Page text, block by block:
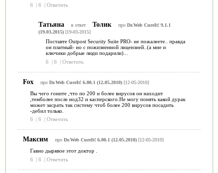
6
| 6 | Ответить
Татьяна в ответ Толик про Dr.Web CureIt! 9.1.1
(19.03.2015)[19-03-2015]
Поставте Outpost Security Suite PRO- не пожалеете.. правда
он платный- но с пожизненной лицензией..(а мне и
ключики добрые люди подарили)...
6
| 6 | Ответить
Fox про Dr.Web CureIt! 6.00.1 (12.05.2010)[12-05-2010]
Вы чего гоните ,что по 200 и более вирусов он находит
,темболее после нод32 и касперского.Не могу понять какой дурак
может засрать так систему чтоб более 200 вирусов посадить
-дебил только.
6
| 6 | Ответить
Максим про Dr.Web CureIt! 6.00.1 (12.05.2010)[12-05-2010]
Гавно дырявое этот доктор .
6
| 6 | Ответить